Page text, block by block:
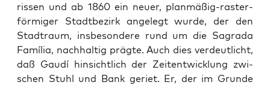
ris­sen und ab 1860 ein neu­er, plan­mä­ßig-ras­ter­
för­mi­ger Stadt­be­zirk ange­legt wur­de, der den
Stadt­raum, ins­be­son­de­re rund um die Sagra­da
Famí­lia, nach­hal­tig präg­te. Auch dies ver­deut­licht,
daß Gau­dí hin­sicht­lich der Zeit­ent­wick­lung zwi­
schen Stuhl und Bank geriet. Er, der im Grun­de